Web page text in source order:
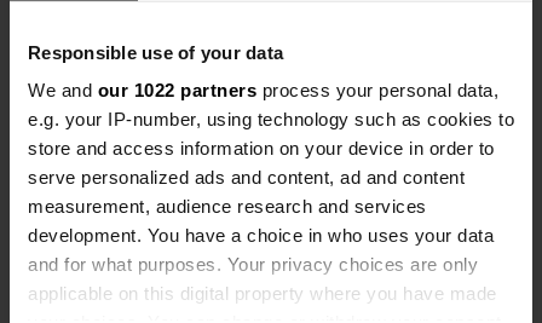
Responsible use of your data
We and our 1022 partners process your personal data,
e.g. your IP-number, using technology such as cookies to
store and access information on your device in order to
serve personalized ads and content, ad and content
measurement, audience research and services
development. You have a choice in who uses your data
and for what purposes. Your privacy choices are only
applicable on this digital property where you have made
Contact
L'adresse sera partagée après la réservation
Rivesaltes, France
Code du site
173301